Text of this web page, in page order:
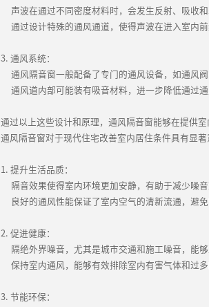
声波在通过不同密度材料时，会发生反射、吸收
通过设计特殊的通风通道，使得声波在进入室内
3. 通风系统：
通风隔音窗一般配备了专门的通风设备，如通风
通风道内部可能装有吸音材料，进一步降低通过通
通过以上这些设计和原理，通风隔音窗能够在提供
通风隔音窗对于现代住宅改善室内居住条件具有显著
1. 提升生活品质：
隔音效果使得室内环境更加安静，有助于减少噪音
良好的通风性能保证了室内空气的清新流通，避免
2. 促进健康：
隔绝外界噪音，尤其是城市交通和施工噪音，能
保持室内通风，能够有效排除室内有害气体和过
3. 节能环保：